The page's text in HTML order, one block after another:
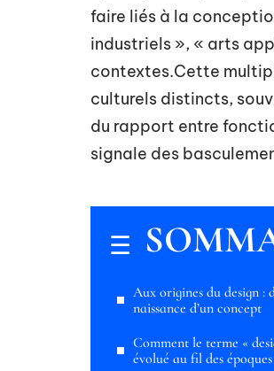
faire liés à la
industriels », « arts
contextes.Cette
culturels distincts,
du rapport entre
signale des
Aux origines du design :
naissance d’un concept
Comment le terme «
évolué au fil des époques